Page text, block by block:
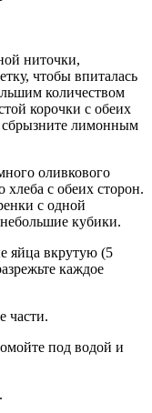
ниточки,
чтобы впиталась
количеством
корочки с обеих
сбрызните лимонным
оливкового
хлеба с обеих сторон.
с одной
кубики.
яйца вкрутую (5
каждое
части.
под водой и